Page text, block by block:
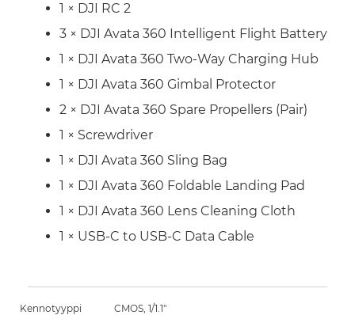
1 × DJI RC 2
3 × DJI Avata 360 Intelligent Flight Battery
1 × DJI Avata 360 Two-Way Charging Hub
1 × DJI Avata 360 Gimbal Protector
2 × DJI Avata 360 Spare Propellers (Pair)
1 × Screwdriver
1 × DJI Avata 360 Sling Bag
1 × DJI Avata 360 Foldable Landing Pad
1 × DJI Avata 360 Lens Cleaning Cloth
1 × USB-C to USB-C Data Cable
Kennotyyppi CMOS, 1/1.1"